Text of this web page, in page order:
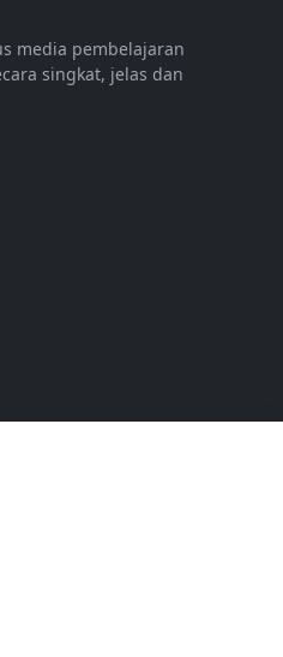
media pembelajaran
singkat, jelas dan